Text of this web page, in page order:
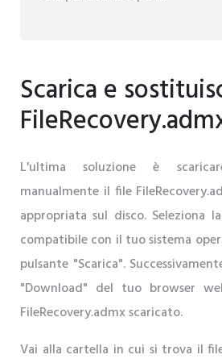
Scarica e
L'ultima soluzione è
manualmente il file
appropriata sul disco. Seleziona
compatibile con il tuo sistema
pulsante "Scarica".
"Download" del tuo browser
FileRecovery.admx scaricato.
Vai alla cartella in cui si trova il